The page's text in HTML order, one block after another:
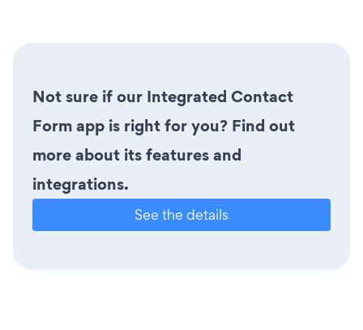
Not sure if our Integrated Contact
Form app is right for you? Find out
more about its features and
integrations.
See the details